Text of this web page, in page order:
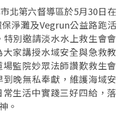
北第六督導區於5月30日在
淨灘及Vegrun公益路跑活
別邀請淡水水上救生會會
家講授水域安全與急救教
監院妙眾法師讚歎救生會
晚無私奉獻，維護海域安
生活中實踐三好四給，落
。